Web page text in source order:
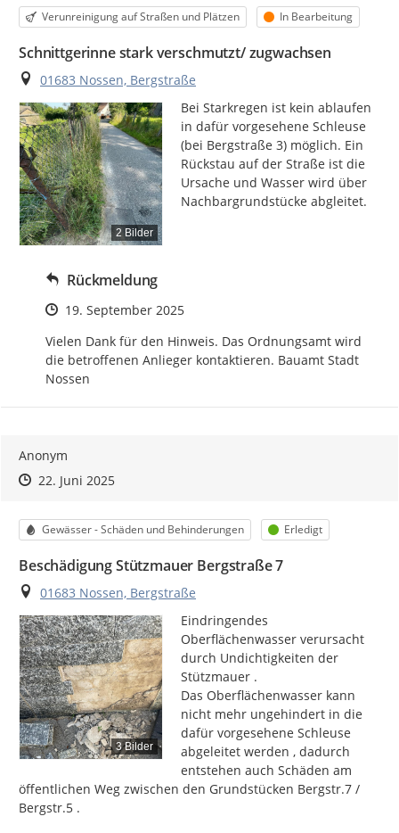
Kategorie
Verunreinigung auf Straßen und Plätzen Status
In Bearbeitung
Schnittgerinne stark verschmutzt/ zugwachsen
Ort
01683 Nossen, Bergstraße
2 Bilder
Bei Starkregen ist kein ablaufen
in dafür vorgesehene Schleuse
(bei Bergstraße 3) möglich. Ein
Rückstau auf der Straße ist die
Ursache und Wasser wird über
Nachbargrundstücke abgleitet.
Rückmeldung
Zeitpunkt des Erstellens
19. September 2025
Vielen Dank für den Hinweis. Das Ordnungsamt wird
die betroffenen Anlieger kontaktieren. Bauamt Stadt
Nossen
Anonym
Zeitpunkt des Erstellens
Zeitpunkt des Erstellens
22. Juni 2025Zur Äußerung
Kategorie
Gewässer - Schäden und Behinderungen Status
Erledigt
Beschädigung Stützmauer Bergstraße 7
Ort
01683 Nossen, Bergstraße
3 Bilder
Eindringendes
Oberflächenwasser verursacht
durch Undichtigkeiten der
Stützmauer .
Das Oberflächenwasser kann
nicht mehr ungehindert in die
dafür vorgesehene Schleuse
abgeleitet werden , dadurch
entstehen auch Schäden am
öffentlichen Weg zwischen den Grundstücken Bergstr.7 /
Bergstr.5 .